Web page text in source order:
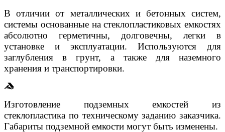
В отличии от металлических и бетонных систем,
системы основанные на стеклопластиковых емкостях
абсолютно герметичны, долговечны, легки в
установке и эксплуатации. Используются для
заглубления в грунт, а также для наземного
хранения и транспортировки.
Изготовление подземных емкостей из
стеклопластика по техническому заданию заказчика.
Габариты подземной емкости могут быть изменены.